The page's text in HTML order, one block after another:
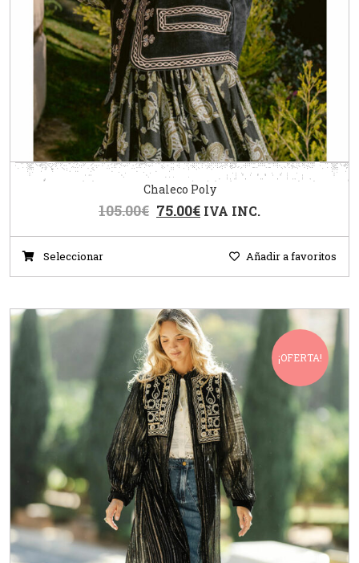
Chaleco Poly
105.00€ 75.00€ IVA INC.
Seleccionar Añadir a favoritos
¡OFERTA!